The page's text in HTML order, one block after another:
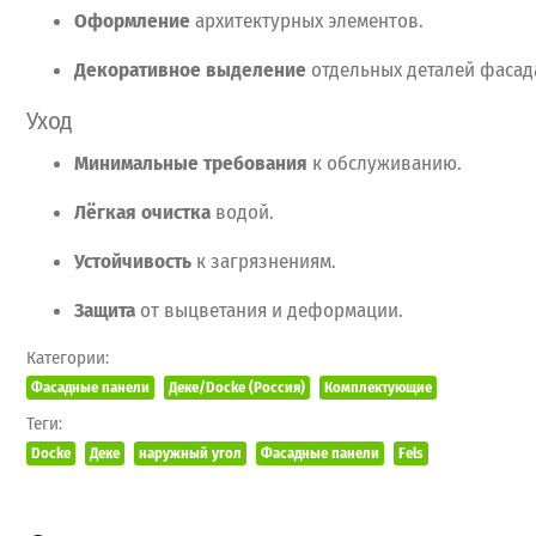
Оформлениеархитектурных элементов.
Декоративное выделение отдельныхдеталей
Уход
Минимальныетребования к обслуживанию.
Лёгкая очистка водой.
Устойчивость кзагрязнениям.
Защита от выцветания и деформации.
Категории:
Фасадные панели Деке/Docke (Россия) Комплектующие
Теги:
Docke Деке наружный угол Фасадные панели Fels